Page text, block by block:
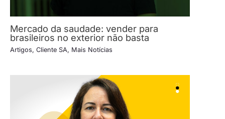
Mercado da saudade: vender para
brasileiros no exterior não basta
Artigos, Cliente SA, Mais Notícias